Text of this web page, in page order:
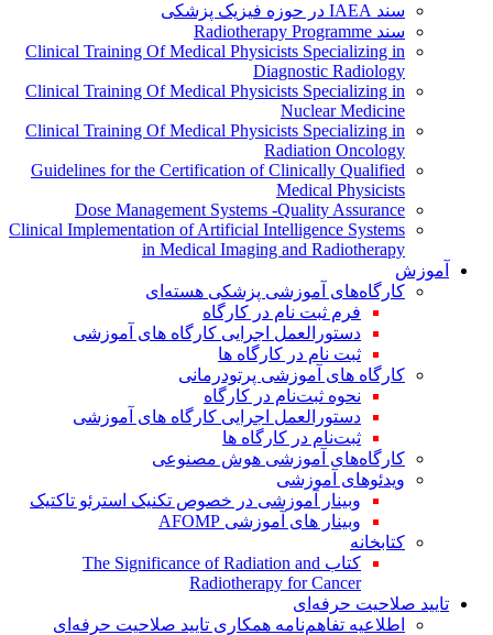
سند IAEA در حوزه فیزیک پزشکی
سند Radiotherapy Programme
Clinical Training Of Medical Physicists Specializing in
Diagnostic Radiology
Clinical Training Of Medical Physicists Specializing in
Nuclear Medicine
Clinical Training Of Medical Physicists Specializing in
Radiation Oncology
Guidelines for the Certification of Clinically Qualified
Medical Physicists
Dose Management Systems -Quality Assurance
Clinical Implementation of Artificial Intelligence Systems
in Medical Imaging and Radiotherapy
آموزش
کارگاه‌های آموزشی پزشکی هسته‌ای
فرم ثبت نام در کارگاه
دستورالعمل اجرایی کارگاه های آموزشی
ثبت نام در کارگاه ها
کارگاه های آموزشی پرتودرمانی
نحوه ثبت‌نام در کارگاه
دستورالعمل اجرایی کارگاه های آموزشی
ثبت‌نام در کارگاه ها
کارگاه‌های آموزشی هوش مصنوعی
ویدئوهای آموزشی
وبینار آموزشی در خصوص تکنیک استرئو تاکتیک
وبینار های آموزشی AFOMP
کتابخانه
کتاب The Significance of Radiation and
Radiotherapy for Cancer
تایید صلاحیت حرفه‌ای
اطلاعیه تفاهم‌نامه همکاری تایید صلاحیت حرفه‌ای